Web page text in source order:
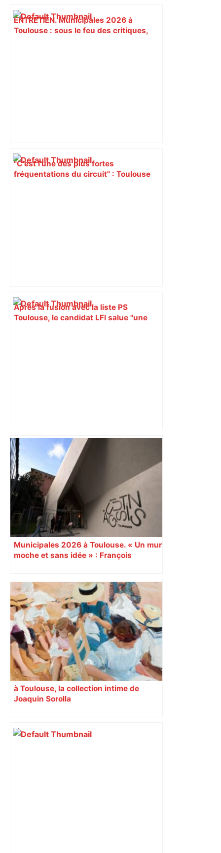
ENTRETIEN. Municipales 2026 à
Toulouse : sous le feu des critiques,
"C’est l’une des plus fortes
fréquentations du circuit" : Toulouse
Après la fusion avec la liste PS
Toulouse, le candidat LFI salue "une
Près de Toulouse : dans cette zone
économique, un axe majeur va être
fermé en fin de soirée, voici les
déviations – Actu.fr
Municipales 2026 à Toulouse. « Un mur
moche et sans idée » : François
Augustins
à Toulouse, la collection intime de
Joaquin Sorolla